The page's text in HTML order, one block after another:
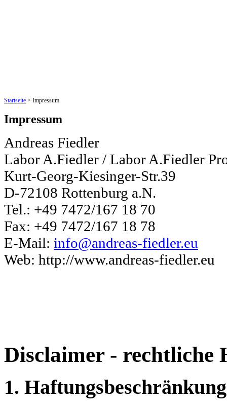
Startseite > Impressum
Impressum
Andreas Fiedler
Labor A.Fiedler / Labor A.Fiedler
Kurt-Georg-Kiesinger-Str.39
D-72108 Rottenburg a.N.
Tel.: +49 7472/167 18 70
Fax: +49 7472/167 18 78
E-Mail: info@andreas-fiedler.eu
Web: http://www.andreas-fiedler.eu
Disclaimer - rechtliche
1. Haftungsbeschränkung